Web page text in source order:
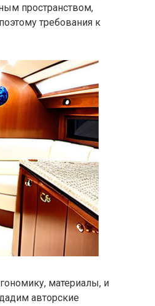
пространством,
требования к
материалы, и
авторские